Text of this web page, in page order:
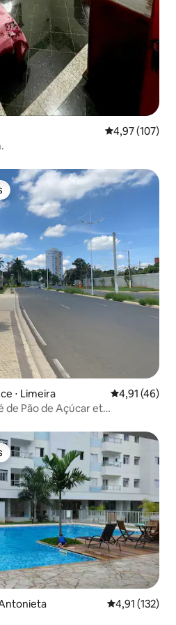
Évaluation
4,97 (107)
⋅ Limeira Évaluation
4,91 (46)
Pão de Açúcar et
Évaluation
4,91 (132)